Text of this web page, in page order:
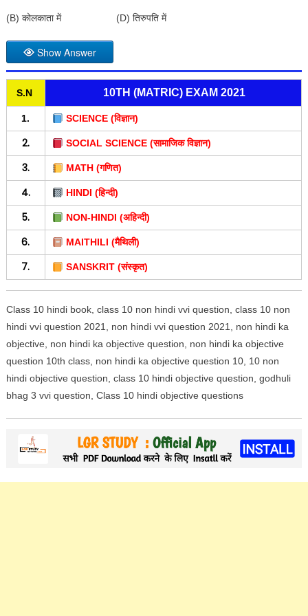
(B) कोलकाता में (D) तिरुपति में
Show Answer
S.N 10TH (MATRIC) EXAM 2021
1. SCIENCE (विज्ञान)
2. SOCIAL SCIENCE (सामाजिक विज्ञान)
3. MATH (गणित)
4. HINDI (हिन्दी)
5. NON-HINDI (अहिन्दी)
6. MAITHILI (मैथिली)
7. SANSKRIT (संस्कृत)
Class 10 hindi book, class 10 non hindi vvi question, class 10 non
hindi vvi question 2021, non hindi vvi question 2021, non hindi ka
objective, non hindi ka objective question, non hindi ka objective
question 10th class, non hindi ka objective question 10, 10 non
hindi objective question, class 10 hindi objective question, godhuli
bhag 3 vvi question, Class 10 hindi objective questions